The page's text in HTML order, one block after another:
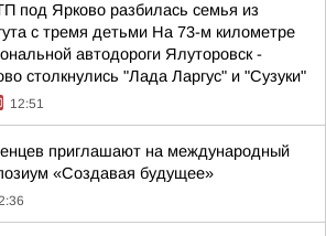
под Ярково разбилась семья из
с тремя детьми На 73-м километре
автодороги Ялуторовск -
столкнулись "Лада Ларгус" и "Сузуки"
12:51
приглашают на международный
«Создавая будущее»